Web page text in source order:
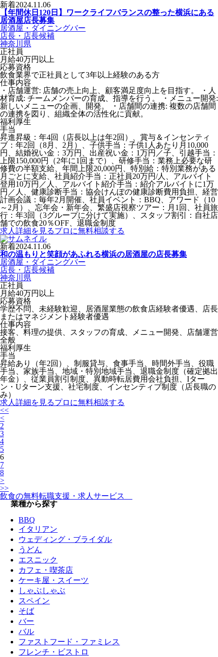
新着2024.11.06
【年間休日120日】ワークライフバランスの整った横浜にある
居酒屋店長募集
居酒屋・ダイニングバー
店長・店長候補
神奈川県
正社員
月給40万円以上
応募資格
飲食業界で正社員として3年以上経験のある方
仕事内容
・店舗運営: 店舗の売上向上、顧客満足度向上を目指す。 ・人
材育成: チームメンバーの育成、指導を行う。 ・メニュー開発:
新しいメニューの企画、開発。 ・店舗間の連携: 複数の店舗間
の連携を図り、組織全体の活性化に貢献。
福利厚生
手当
昇進昇級：年4回（店長以上は年2回）、賞与＆インセンティ
ブ：年2回（8月、2月）、子供手当：子供1人あたり月10,000
円、結婚祝い金：3万円、出産祝い金：1万円／子、引越手当：
上限150,000円（2年に1回まで）、研修手当：業務上必要な研
修費の半額支給、年間上限20,000円、特別給：特別業務がある
月ごとに支給、社員紹介手当：正社員20万円/人、アルバイト
登用10万円／人、アルバイト紹介手当：紹介アルバイトに1万
円／人、健康診断手当：協会けんぽの健康診断費用負担、経営
計画会議：毎年2月開催、社員イベント：BBQ、アワード（10
～2月）、忘年会・新年会、繁盛店視察ツアー：月1回、社員旅
行：年3回（3グループに分けて実施）、スタッフ割引：自社店
舗での飲食20％OFF、退職金制度
求人詳細を見るプロに無料相談する
新着2024.11.06
和の温もりと笑顔があふれる横浜の居酒屋の店長募集
居酒屋・ダイニングバー
店長・店長候補
神奈川県
正社員
月給40万円以上
応募資格
学歴不問、未経験歓迎、居酒屋業態の飲食店経験者優遇、店長
またはマネジメント経験者優遇
仕事内容
接客、料理の提供、スタッフの育成、メニュー開発、店舗運営
全般
福利厚生
手当
昇給あり（年2回）、制服貸与、食事手当、時間外手当、役職
手当、家族手当、地域・特別地域手当、退職金制度（確定拠出
年金）、従業員割引制度、異動時転居費用会社負担、Iター
ン・Uターン支援、社宅制度、インセンティブ制度（店長職の
み）
求人詳細を見るプロに無料相談する
<<
<
2
3
4
5
6
7
8
>
>>
飲食の無料転職支援・求人サービス
業種から探す
BBQ
イタリアン
ウェディング・ブライダル
うどん
エスニック
カフェ・喫茶店
ケーキ屋・スイーツ
しゃぶしゃぶ
スペイン
そば
バー
バル
ファストフード・ファミレス
フレンチ・ビストロ